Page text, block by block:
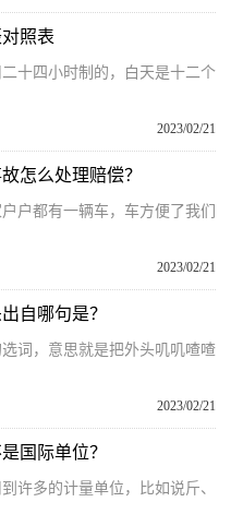
照表
十四小时制的，白天是十二个
2023/02/21
怎么处理赔偿？
户都有一辆车，车方便了我们
2023/02/21
自哪句是？
词，意思就是把外头叽叽喳喳
2023/02/21
国际单位？
许多的计量单位，比如说斤、